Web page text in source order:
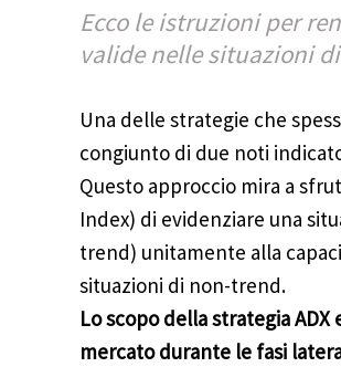
Ecco le istruzioni per
valide nelle situazioni
Una delle strategie che
congiunto di due noti
Questo approccio mira a
Index) di evidenziare una
trend) unitamente alla
situazioni di non-trend.
Lo scopo della strategia
mercato durante le fasi